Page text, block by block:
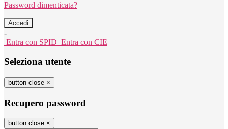
Password dimenticata?
-
Entra con SPID Entra con CIE
Seleziona utente
button close ×
Recupero password
button close ×